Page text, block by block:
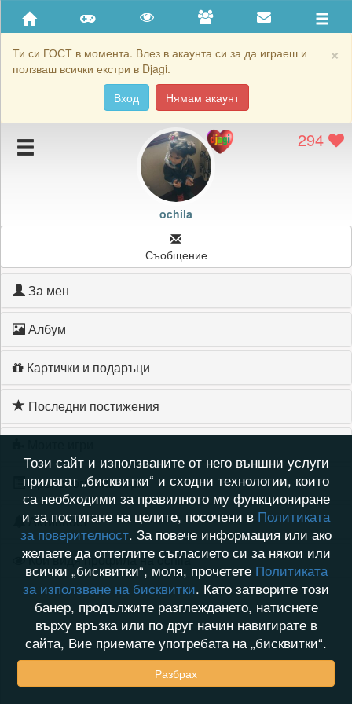
×
Ти си ГОСТ в момента. Влез в акаунта си за да играеш и
ползваш всички екстри в Djagi.
Вход
Нямам акаунт
Приятели
Хронология на игри
Подаръците на ochila 294
ochila
Съобщение
За мен
Албум
Картички и подаръци
Последни постижения
Хронология на игри
Активност
Кой видя профила на ochila
Този сайт и използваните от него външни услуги
прилагат „бисквитки“ и сходни технологии, които
са необходими за правилното му функциониране
и за постигане на целите, посочени в Политиката
за поверителност. За повече информация или ако
желаете да оттеглите съгласието си за някои или
всички „бисквитки“, моля, прочетете Политиката
за използване на бисквитки. Като затворите този
банер, продължите разглеждането, натиснете
върху връзка или по друг начин навигирате в
сайта, Вие приемате употребата на „бисквитки“.
Разбрах